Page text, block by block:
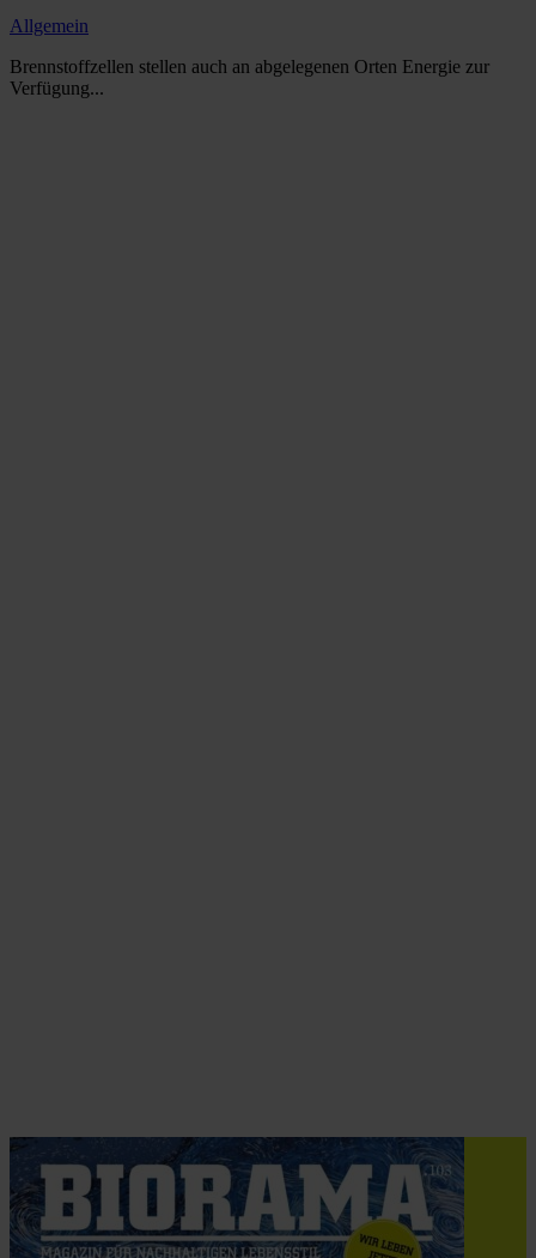
Allgemein
Brennstoffzellen stellen auch an abgelegenen Orten Energie zur
Verfügung...